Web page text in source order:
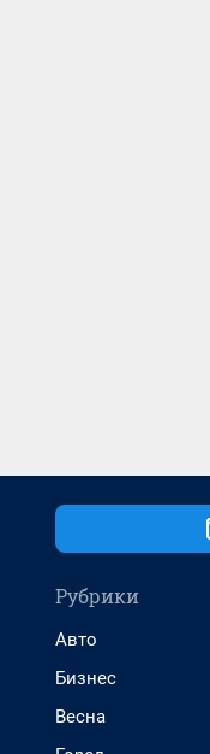
Рубрики
Авто
Бизнес
Весна